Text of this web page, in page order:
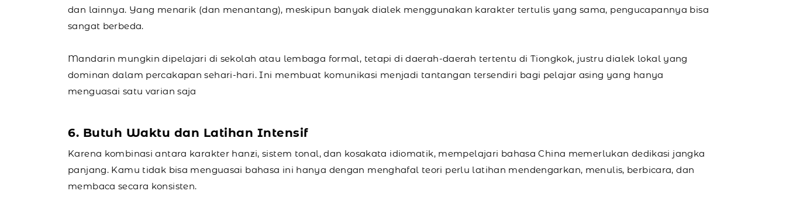
dan lainnya. Yang menarik (dan menantang), meskipun banyak dialek menggunakan karakter tertulis yang sama, pengucapannya bisa
sangat berbeda.
Mandarin mungkin dipelajari di sekolah atau lembaga formal, tetapi di daerah-daerah tertentu di Tiongkok, justru dialek lokal yang
dominan dalam percakapan sehari-hari. Ini membuat komunikasi menjadi tantangan tersendiri bagi pelajar asing yang hanya
menguasai satu varian saja
6. Butuh Waktu dan Latihan Intensif
Karena kombinasi antara karakter hanzi, sistem tonal, dan kosakata idiomatik, mempelajari bahasa China memerlukan dedikasi jangka
panjang. Kamu tidak bisa menguasai bahasa ini hanya dengan menghafal teori perlu latihan mendengarkan, menulis, berbicara, dan
membaca secara konsisten.